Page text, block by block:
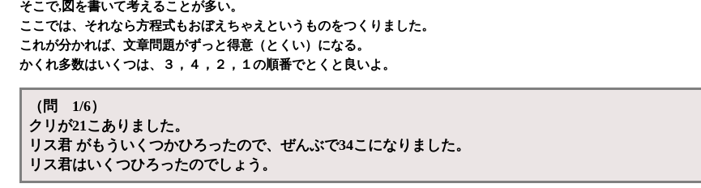
そこで,図を書いて考えることが多い。
ここでは、それなら方程式もおぼえちゃえというものをつくりました。
これが分かれば、文章問題がずっと得意（とくい）になる。
かくれ多数はいくつは、３，４，２，１の順番でとくと良いよ。
（問 1/6）
クリが21こありました。
リス君 がもういくつかひろったので、ぜんぶで34こになりました。
リス君はいくつひろったのでしょう。